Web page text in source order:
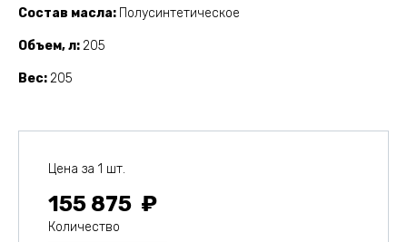
Состав масла Полусинтетическое
Объем, л 205
Вес 205
Цена за 1 шт.
155 875
Количество